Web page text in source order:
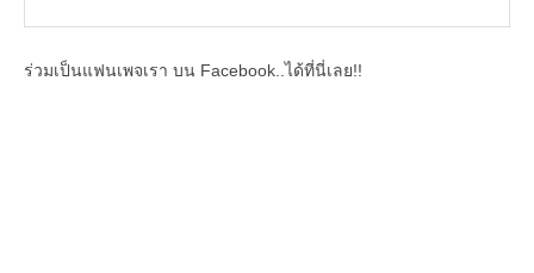
ร่วมเป็นแฟนเพจเรา บน Facebook..ได้ที่นี่เลย!!